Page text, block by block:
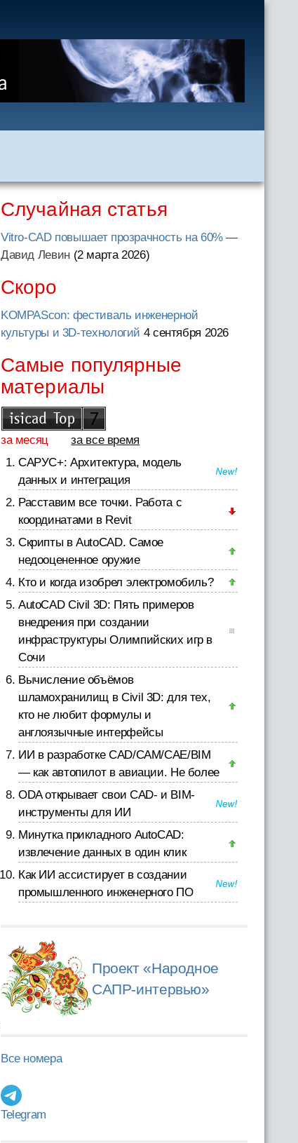
Случайная статья
Vitro-CAD повышает прозрачность на 60%—
Давид Левин (2 марта 2026)
Скоро
KOMPAScon: фестиваль инженерной
культуры и 3D-технологий 4 сентября 2026
Самые популярные
материалы
за месяц
за все время
САРУС+: Архитектура, модель
данных и интеграция
Расставим все точки. Работа с
координатами в Revit
Скрипты в AutoCAD. Самое
недооцененное оружие
Кто и когда изобрел электромобиль?
AutoCAD Civil 3D: Пять примеров
внедрения при создании
инфраструктуры Олимпийских игр в
Сочи
Вычисление объёмов
шламохранилищ в Civil 3D: для тех,
кто не любит формулы и
англоязычные интерфейсы
ИИ в разработке CAD/CAM/CAE/BIM
— как автопилот в авиации. Не более
ODA открывает свои CAD- и BIM-
инструменты для ИИ
Минутка прикладного AutoCAD:
извлечение данных в один клик
Как ИИ ассистирует в создании
промышленного инженерного ПО
Проект «Народное
САПР-интервью»
Все номера
Telegram